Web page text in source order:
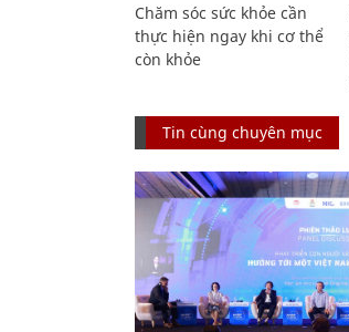
Chăm sóc sức khỏe cần
thực hiện ngay khi cơ thể
còn khỏe
Tin cùng chuyên mục